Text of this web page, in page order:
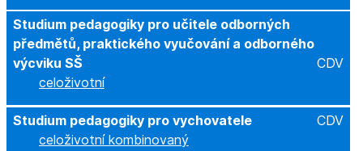
Studium pedagogiky pro učitele odborných
předmětů, praktického vyučování a odborného
výcviku SŠ
CDV
celoživotní
Studium pedagogiky pro vychovatele
CDV
celoživotní kombinovaný